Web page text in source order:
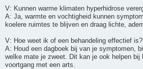
V: Kunnen warme klimaten hyperhidrose
A: Ja, warmte en vochtigheid kunnen
koelere ruimtes te blijven en draag lichte,
V: Hoe weet ik of een behandeling effectief is?
A: Houd een dagboek bij van je symptomen,
welke mate je zweet. Dit kan je ook helpen bij
voortgang met een arts.